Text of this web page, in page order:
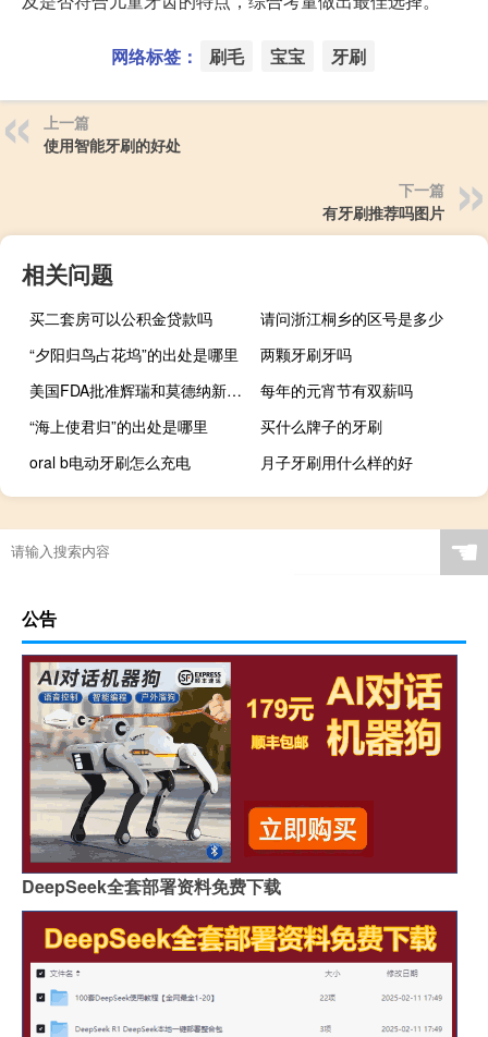
网络标签： 刷毛 宝宝 牙刷
上一篇
使用智能牙刷的好处
下一篇
有牙刷推荐吗图片
相关问题
买二套房可以公积金贷款吗
请问浙江桐乡的区号是多少
“夕阳归鸟占花坞”的出处是哪里
两颗牙刷牙吗
美国FDA批准辉瑞和莫德纳新型新冠疫苗加强针
每年的元宵节有双薪吗
“海上使君归”的出处是哪里
买什么牌子的牙刷
oral b电动牙刷怎么充电
月子牙刷用什么样的好
☚
公告
DeepSeek全套部署资料免费下载